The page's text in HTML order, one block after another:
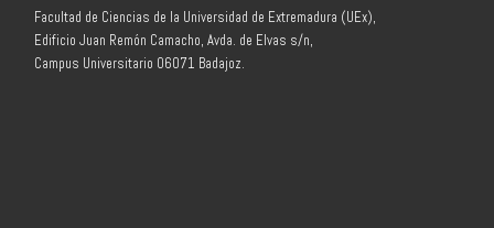
Facultad de Ciencias de la Universidad de Extremadura (UEx),
Edificio Juan Remón Camacho, Avda. de Elvas s/n,
Campus Universitario 06071 Badajoz.